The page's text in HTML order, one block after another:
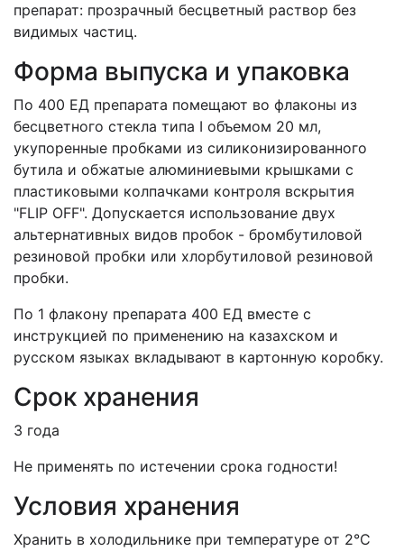
препарат: прозрачный бесцветный раствор без
видимых частиц.
Форма выпуска и упаковка
По 400 ЕД препарата помещают во флаконы из
бесцветного стекла типа I объемом 20 мл,
укупоренные пробками из силиконизированного
бутила и обжатые алюминиевыми крышками с
пластиковыми колпачками контроля вскрытия
"FLIP OFF". Допускается использование двух
альтернативных видов пробок - бромбутиловой
резиновой пробки или хлорбутиловой резиновой
пробки.
По 1 флакону препарата 400 ЕД вместе с
инструкцией по применению на казахском и
русском языках вкладывают в картонную коробку.
Срок хранения
3 года
Не применять по истечении срока годности!
Условия хранения
Хранить в холодильнике при температуре от 2°C